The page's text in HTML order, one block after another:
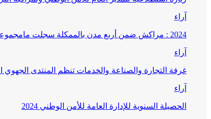
آراء
2024 : مراكش ضمن أربع مدن بالممكلة سجلت مامجموعه 656 قضية تتعلق بغسيل الأموال
آراء
غرفة التجارة والصناعة والخدمات تنظم المنتدى
آراء
الحصيلة السنوية للإدارة العامة للأمن الوطني 2024